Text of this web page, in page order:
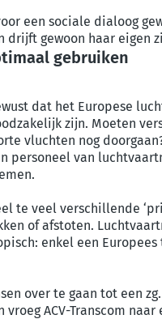
een sociale dialoog
drijft gewoon haar eigen
gebruiken
dat het Europese
zijn. Moeten
vluchten nog
personeel van
te veel verschillende
of afstoten.
enkel een
over te gaan tot een
vroeg ACV-Transcom